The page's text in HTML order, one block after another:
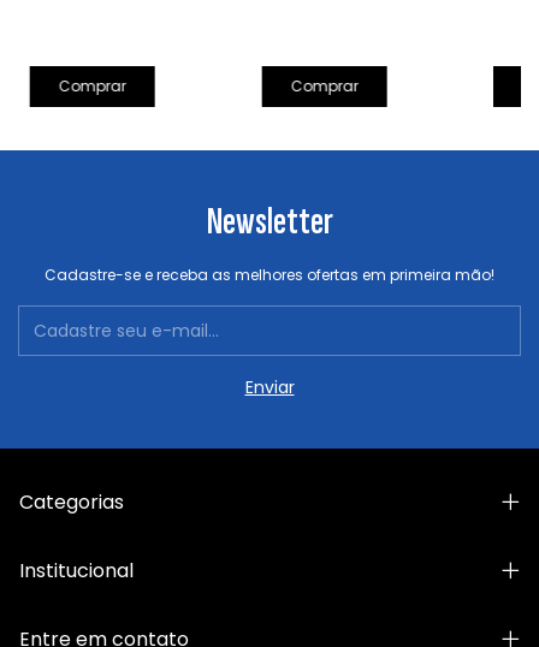
Comprar
Newsletter
Cadastre-se e receba as melhores ofertas em primeira mão!
Categorias
Institucional
Entre em contato